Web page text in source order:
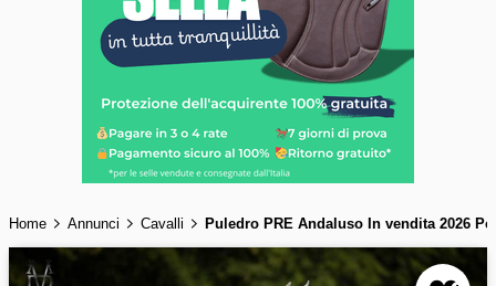
Home Annunci Cavalli Puledro PRE Andaluso In vendita 2026